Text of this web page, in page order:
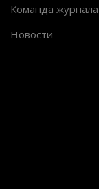
Команда журнала
Новости